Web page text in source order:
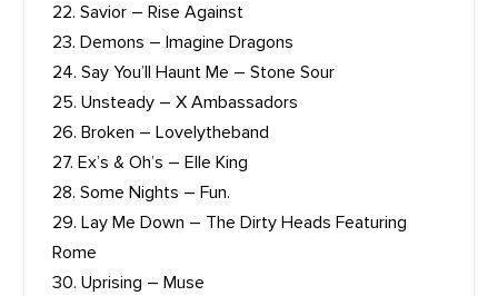
22. Savior – Rise Against
23. Demons – Imagine Dragons
24. Say You’ll Haunt Me – Stone Sour
25. Unsteady – X Ambassadors
26. Broken – Lovelytheband
27. Ex’s & Oh’s – Elle King
28. Some Nights – Fun.
29. Lay Me Down – The Dirty Heads Featuring
Rome
30. Uprising – Muse